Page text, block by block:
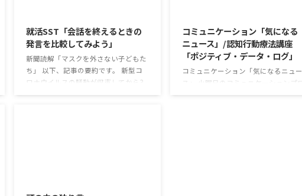
就活SST「会話を終えるときの
発言を比較してみよう」
新聞読解「マスクを外さない子どもた
ち」 以下、記事の要約です。 新型コ
ロナウイルスの騒動が収束してから3
コミュニケーション「気になる
ニュース」/認知行動療法講座
「ポジティブ・データ・ログ」
コミュニケーション「気になるニュー
ス」 火曜日のコミュニケーションプロ